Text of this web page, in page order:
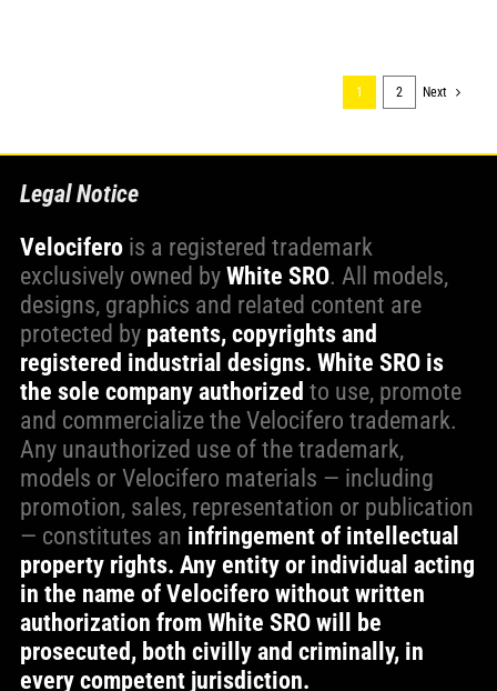
1 2 Next
Legal Notice
Velociferois a registered trademark
exclusively owned by White SRO. All models,
designs, graphics and related content are
protected by patents, copyrights and
registered industrial designs. White SRO is
the sole company authorized to use, promote
and commercialize the Velocifero trademark.
Any unauthorized use of the trademark,
models or Velocifero materials — including
promotion, sales, representation or publication
— constitutes an infringement of intellectual
property rights. Any entity or individual acting
in the name of Velocifero without written
authorization from White SRO will be
prosecuted, both civilly and criminally, in
every competent jurisdiction.